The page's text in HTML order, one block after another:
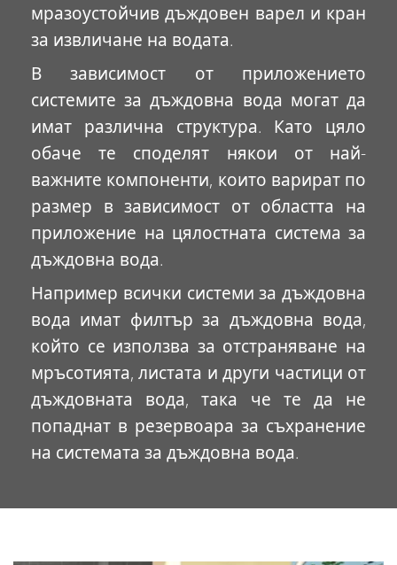
мразоустойчив дъждовен варел и кран
за извличане на водата.
В зависимост от приложението
системите за дъждовна вода могат да
имат различна структура. Като цяло
обаче те споделят някои от най-
важните компоненти, които варират по
размер в зависимост от областта на
приложение на цялостната система за
дъждовна вода.
Например всички системи за дъждовна
вода имат филтър за дъждовна вода,
който се използва за отстраняване на
мръсотията, листата и други частици от
дъждовната вода, така че те да не
попаднат в резервоара за съхранение
на системата за дъждовна вода.